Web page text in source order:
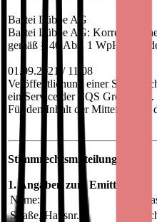
Bastei Lübbe AG
Bastei Lübbe AG: Korrektur
gemäß § 40 Abs. 1 WpHG mit
01.09.2021 / 11:08
Veröffentlichung einer
ein Service der EQS Group AG.
Für den Inhalt der Mitteilung ist
Stimmrechtsmitteilung
1. Angaben zum Emittenten
Name:
Straße, Hausnr.: